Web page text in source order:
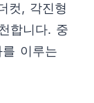
컷, 각진형
합니다. 중
이루는